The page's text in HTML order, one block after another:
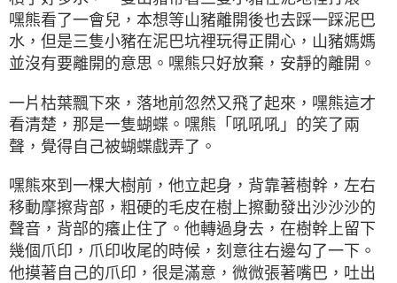
嘿熊看了一會兒，本想等山豬離開後也去踩一踩泥巴
水，但是三隻小豬在泥巴坑裡玩得正開心，山豬媽媽
並沒有要離開的意思。嘿熊只好放棄，安靜的離開。
一片枯葉飄下來，落地前忽然又飛了起來，嘿熊這才
看清楚，那是一隻蝴蝶。嘿熊「吼吼吼」的笑了兩
聲，覺得自己被蝴蝶戲弄了。
嘿熊來到一棵大樹前，他立起身，背靠著樹幹，左右
移動摩擦背部，粗硬的毛皮在樹上擦動發出沙沙沙的
聲音，背部的癢止住了。他轉過身去，在樹幹上留下
幾個爪印，爪印收尾的時候，刻意往右邊勾了一下。
他摸著自己的爪印，很是滿意，微微張著嘴巴，吐出